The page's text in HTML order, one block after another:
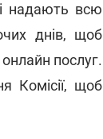
надають всю
днів, щоб
послуг.
Комісії, щоб